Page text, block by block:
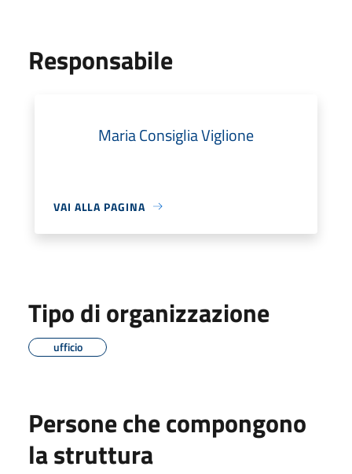
Responsabile
Maria Consiglia Viglione
VAI ALLA PAGINA
Tipo di organizzazione
ufficio
Persone che compongono
la struttura